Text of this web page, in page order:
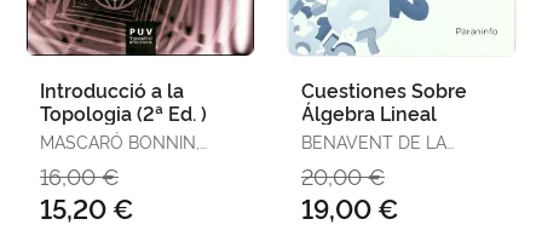
Introducció a la
Topologia (2ª Ed. )
MASCARÓ BONNIN,
MONTERDE GARCÍA-
POZUELO, JUAN LUIS /
NUÑO BALLESTEROS,
16,00 €
15,20 €
Cuestiones Sobre
Álgebra Lineal
BENAVENT DE LA
20,00 €
19,00 €